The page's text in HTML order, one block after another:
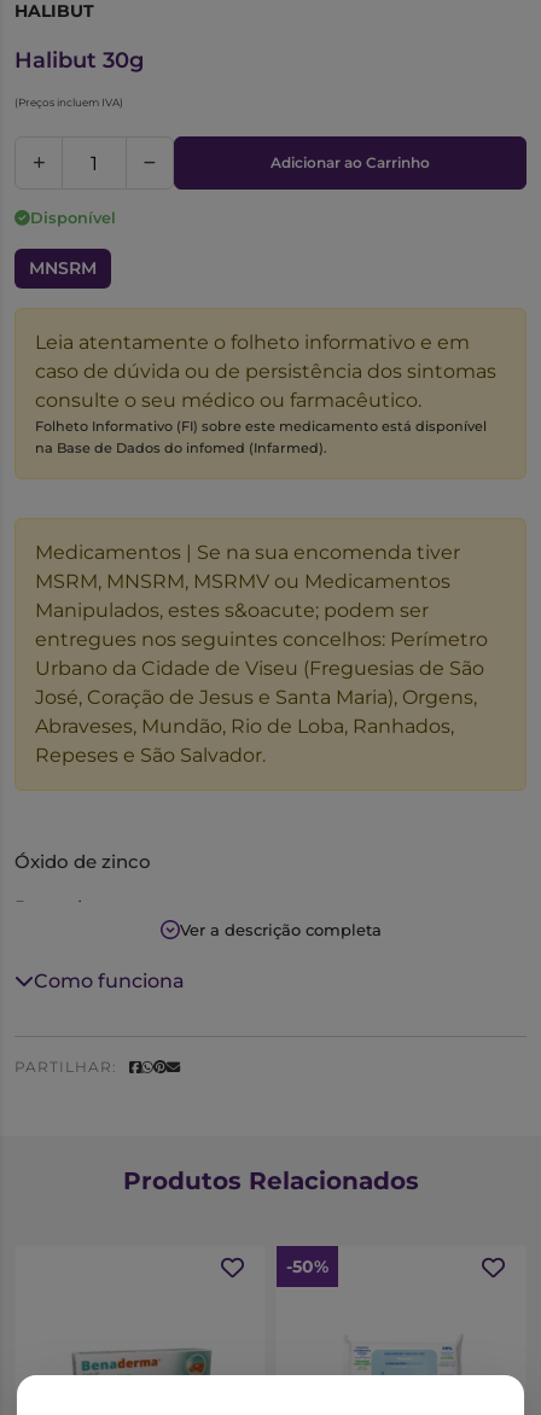
HALIBUT
Halibut 30g
(Preços incluem IVA)
Adicionar ao Carrinho
Disponível
MNSRM
Leia atentamente o folheto informativo e em
caso de dúvida ou de persistência dos sintomas
consulte o seu médico ou farmacêutico.
Folheto Informativo (FI) sobre este medicamento está disponível
na Base de Dados do infomed (Infarmed).
Medicamentos | Se na sua encomenda tiver
MSRM, MNSRM, MSRMV ou Medicamentos
Manipulados, estes s&oacute; podem ser
entregues nos seguintes concelhos: Perímetro
Urbano da Cidade de Viseu (Freguesias de São
José, Coração de Jesus e Santa Maria), Orgens,
Abraveses, Mundão, Rio de Loba, Ranhados,
Repeses e São Salvador.
Óxido de zinco
Pomada
Na irritação cutânea:
aplicar na zona afectada e espalhar
após desinfectar a zona afectada, aplicar uma
camada espessa e cobrir com uma compressa;
- Contra-indicado no caso de alergia a qualquer dos
Ver a descrição completa
Como funciona
PARTILHAR:
Produtos Relacionados
-50%